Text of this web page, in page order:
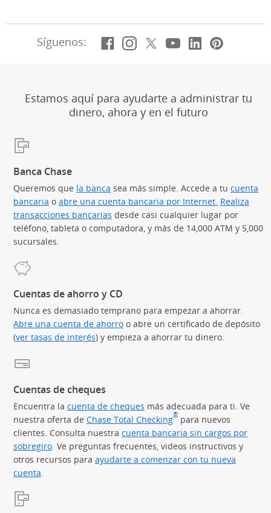
Síguenos: Facebook
(Se abre en
Instagram
(Se abre en
X,
(Se abre en
YouTube
(Se abre en
LinkedIn
(Se abre
Estamos aquí para ayudarte a administrar tu
dinero, ahora y en el futuro
Banca Chase
Queremos que la banca sea más simple. Accede a tu cuenta
bancaria o abre una cuenta bancaria por Internet. Realiza
transacciones bancarias desde casi cualquier lugar por
teléfono, tableta o computadora, y más de 14,000 ATM y 5,000
sucursales.
Cuentas de ahorro y CD
Nunca es demasiado temprano para empezar a ahorrar.
Abre una cuenta de ahorro o abre un certificado de depósito
(ver tasas de interés) y empieza a ahorrar tu dinero.
Cuentas de cheques
Encuentra la cuenta de cheques más adecuada para ti. Ve
nuestra oferta de Chase Total Checking® (Se abre en
para nuevos
clientes. Consulta nuestra cuenta bancaria sin cargos por
sobregiro . Ve preguntas frecuentes, videos instructivos y
otros recursos para ayudarte a comenzar con tu nueva
cuenta